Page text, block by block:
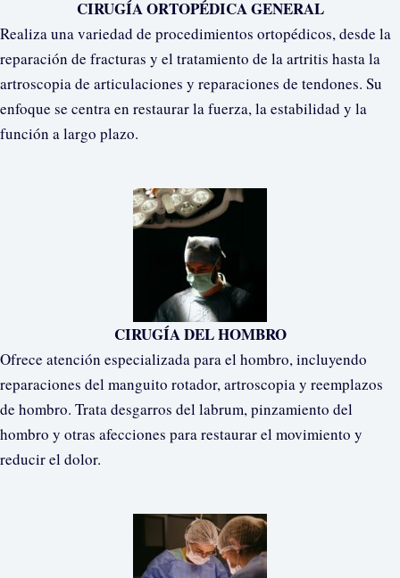
CIRUGÍA ORTOPÉDICA GENERAL
Realiza una variedad de procedimientos ortopédicos, desde la
reparación de fracturas y el tratamiento de la artritis hasta la
artroscopia de articulaciones y reparaciones de tendones. Su
enfoque se centra en restaurar la fuerza, la estabilidad y la
función a largo plazo.
CIRUGÍA DEL HOMBRO
Ofrece atención especializada para el hombro, incluyendo
reparaciones del manguito rotador, artroscopia y reemplazos
de hombro. Trata desgarros del labrum, pinzamiento del
hombro y otras afecciones para restaurar el movimiento y
reducir el dolor.